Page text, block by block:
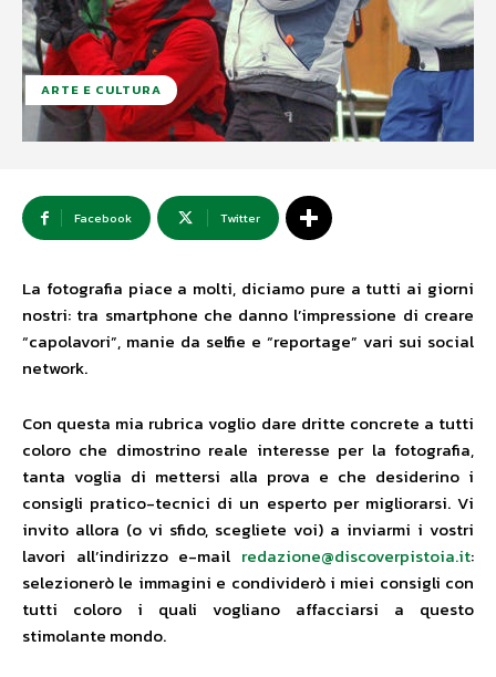
ARTE E CULTURA
Facebook Twitter
La fotografia piace a molti, diciamo pure a tutti ai giorni
nostri: tra smartphone che danno l’impressione di creare
“capolavori”, manie da selfie e “reportage” vari sui social
network.
Con questa mia rubrica voglio dare dritte concrete a tutti
coloro che dimostrino reale interesse per la fotografia,
tanta voglia di mettersi alla prova e che desiderino i
consigli pratico-tecnici di un esperto per migliorarsi. Vi
invito allora (o vi sfido, scegliete voi) a inviarmi i vostri
lavori all’indirizzo e-mail redazione@discoverpistoia.it:
selezionerò le immagini e condividerò i miei consigli con
tutti coloro i quali vogliano affacciarsi a questo
stimolante mondo.